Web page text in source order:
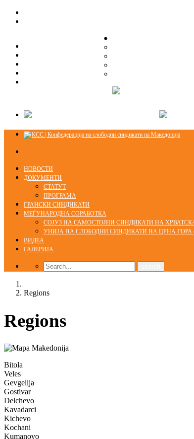
ОРГАНИЗАЦИСКА СТРУКТУРА
НОВОСТИ
ДОКУМЕНТИ
СТАТУТ
ПРОГРАМА
ГРАНСКИ СИНДИКАТИ
МЕЃУНАРОДНА СОРАБОТКА
СОЈУЗ НА САМОСТОЈНИ СИНДИКАТИ НА ХРВАТСКА
УНИЈА НА СЛОБОДНИ СИНДИКАТИ НА ЦРНА ГОРА
ВИДЕА
ГАЛЕРИЈА
Regions
Regions
Bitola
Veles
Gevgelija
Gostivar
Delchevo
Kavadarci
Kichevo
Kochani
Kumanovo